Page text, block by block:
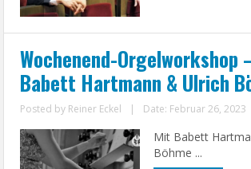
Wochenend-Orgelworkshop
Babett Hartmann & Ulrich
Posted by Reiner Eckel | Date: Februar 26, 2023
Mit Babett
Böhme ...